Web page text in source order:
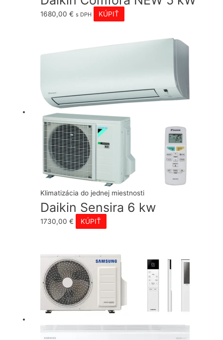
1680,00€ s DPH KÚPIŤ
Klimatizácia do jednej miestnosti
Daikin Sensira 6 kw
1730,00€ KÚPIŤ